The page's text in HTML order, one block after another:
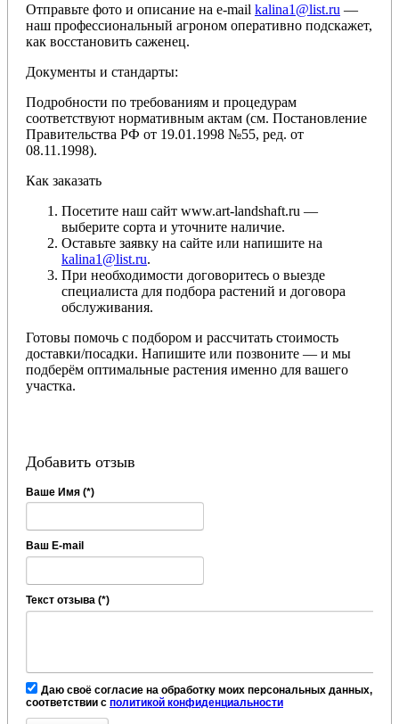
Отправьте фото и описание на e-mail kalina1@list.ru —
наш профессиональный агроном оперативно подскажет,
как восстановить саженец.
Документы и стандарты:
Подробности по требованиям и процедурам
соответствуют нормативным актам (см. Постановление
Правительства РФ от 19.01.1998 №55, ред. от
08.11.1998).
Как заказать
Посетите наш сайт www.art-landshaft.ru —
выберите сорта и уточните наличие.
Оставьте заявку на сайте или напишите на
kalina1@list.ru.
При необходимости договоритесь о выезде
специалиста для подбора растений и договора
обслуживания.
Готовы помочь с подбором и рассчитать стоимость
доставки/посадки. Напишите или позвоните — и мы
подберём оптимальные растения именно для вашего
участка.
Добавить отзыв
Ваше Имя (*)
Ваш E-mail
Текст отзыва (*)
Даю своё согласие на обработку моих персональных данных, в
соответствии с политикой конфиденциальности